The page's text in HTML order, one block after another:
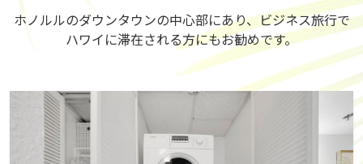
ホノルルのダウンタウンの中心部にあり、ビジネス旅行で
ハワイに滞在される方にもお勧めです。